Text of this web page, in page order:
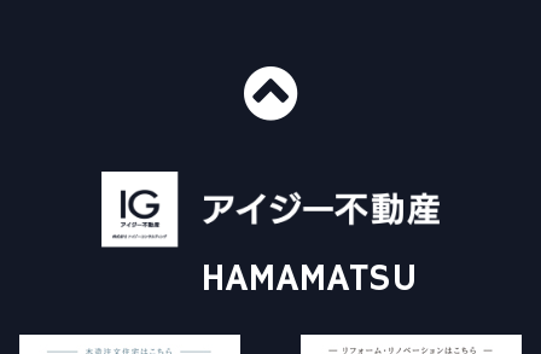
■免許番号
建設業許可 国土交通大臣許可（般-4）第20412号
宅地建物取引業 国土交通大臣（3）第8168号
HAMAMATSU